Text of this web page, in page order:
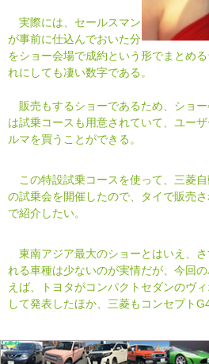
実際には、セールスマン
が事前に仕込んでおいた分
をショー会場で成約という形でまとめ
れにしても凄い数字である。
販売もするショーであるため、ショ
は試乗コースも用意されていて、ユー
ルマを買うことができる。
この特設試乗コースを使って、三菱
の試乗会を開催したので、タイで販売
で紹介したい。
東南アジア最大のショーとはいえ、
れる車種は少ないのが実情だが、今回
えば、トヨタがコンパクトセダンのヴ
して発表したほか、三菱もコンセプト